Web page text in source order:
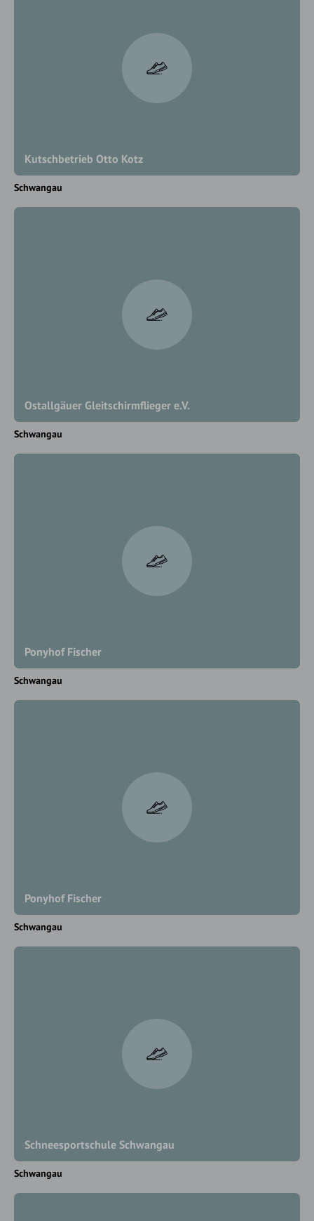
Kutschbetrieb Otto Kotz
Schwangau
Ostallgäuer Gleitschirmflieger e.V.
Schwangau
Ponyhof Fischer
Schwangau
Ponyhof Fischer
Schwangau
Schneesportschule Schwangau
Schwangau